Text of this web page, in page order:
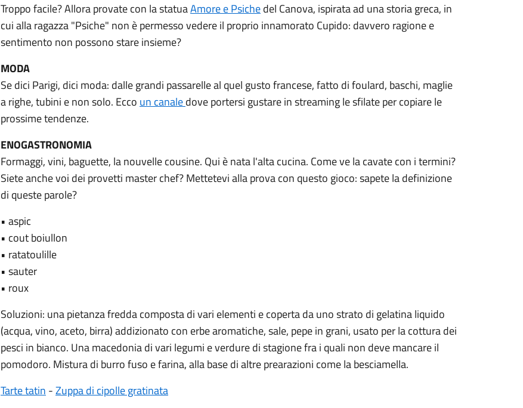
Troppo facile? Allora provate con la statuaAmore e Psichedel Canova, ispirata ad una storia greca, in
cui alla ragazza "Psiche" non è permesso vedere il proprio innamorato Cupido: davvero ragione e
sentimento non possono stare insieme?
MODA
Se dici Parigi, dici moda: dalle grandi passarelle al quel gusto francese, fatto di foulard, baschi, maglie
a righe, tubini e non solo. Ecco un canaledove portersi gustare in streaming le sfilate per copiare le
prossime tendenze.
ENOGASTRONOMIA
Formaggi, vini, baguette, la nouvelle cousine. Qui è nata l'alta cucina. Come ve la cavate con i termini?
Siete anche voi dei provetti master chef? Mettetevi alla prova con questo gioco: sapete la definizione
di queste parole?
• aspic
• cout boiullon
• ratatoulille
• sauter
• roux
Soluzioni: una pietanza fredda composta di vari elementi e coperta da uno strato di gelatina liquido
(acqua, vino, aceto, birra) addizionato con erbe aromatiche, sale, pepe in grani, usato per la cottura dei
pesci in bianco. Una macedonia di vari legumi e verdure di stagione fra i quali non deve mancare il
pomodoro. Mistura di burro fuso e farina, alla base di altre prearazioni come la besciamella.
Tarte tatin -Zuppa di cipolle gratinata